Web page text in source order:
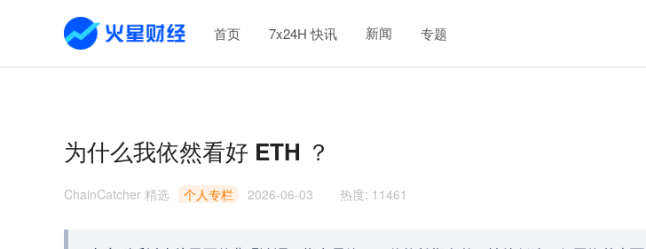
首页 7x24H 快讯 新闻 专题
为什么我依然看好 ETH ？
ChainCatcher 精选 个人专栏 2026-06-03 热度: 11461